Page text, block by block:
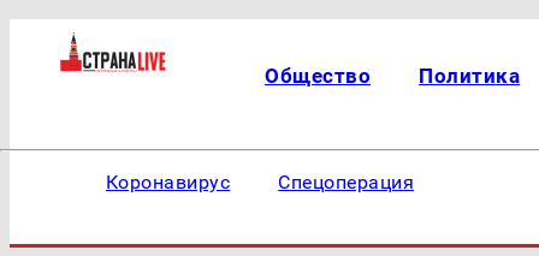
Общество Политика
Коронавирус Спецоперация